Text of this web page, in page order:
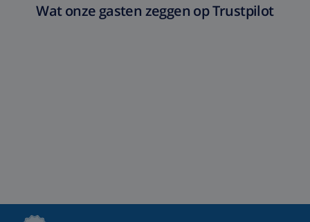
Wat onze gasten zeggen op Trustpilot